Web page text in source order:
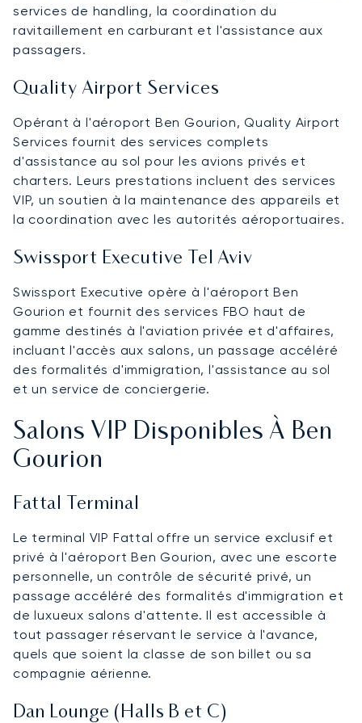
services de handling, la coordination du
ravitaillement en carburant et l'assistance aux
passagers.
Quality Airport Services
Opérant à l'aéroport Ben Gourion, Quality Airport
Services fournit des services complets
d'assistance au sol pour les avions privés et
charters. Leurs prestations incluent des services
VIP, un soutien à la maintenance des appareils et
la coordination avec les autorités aéroportuaires.
Swissport Executive Tel Aviv
Swissport Executive opère à l'aéroport Ben
Gourion et fournit des services FBO haut de
gamme destinés à l'aviation privée et d'affaires,
incluant l'accès aux salons, un passage accéléré
des formalités d'immigration, l'assistance au sol
et un service de conciergerie.
Salons VIP Disponibles À Ben
Gourion
Fattal Terminal
Le terminal VIP Fattal offre un service exclusif et
privé à l'aéroport Ben Gourion, avec une escorte
personnelle, un contrôle de sécurité privé, un
passage accéléré des formalités d'immigration et
de luxueux salons d'attente. Il est accessible à
tout passager réservant le service à l'avance,
quels que soient la classe de son billet ou sa
compagnie aérienne.
Dan Lounge (Halls B et C)